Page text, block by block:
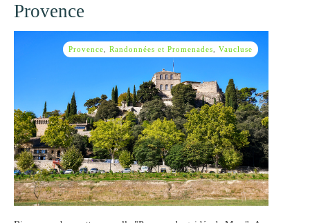
Provence
Provence Randonnées et Promenades Vaucluse